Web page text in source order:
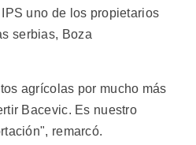
uno de los propietarios
serbias, Boza
agrícolas por mucho más
Bacevic. Es nuestro
remarcó.